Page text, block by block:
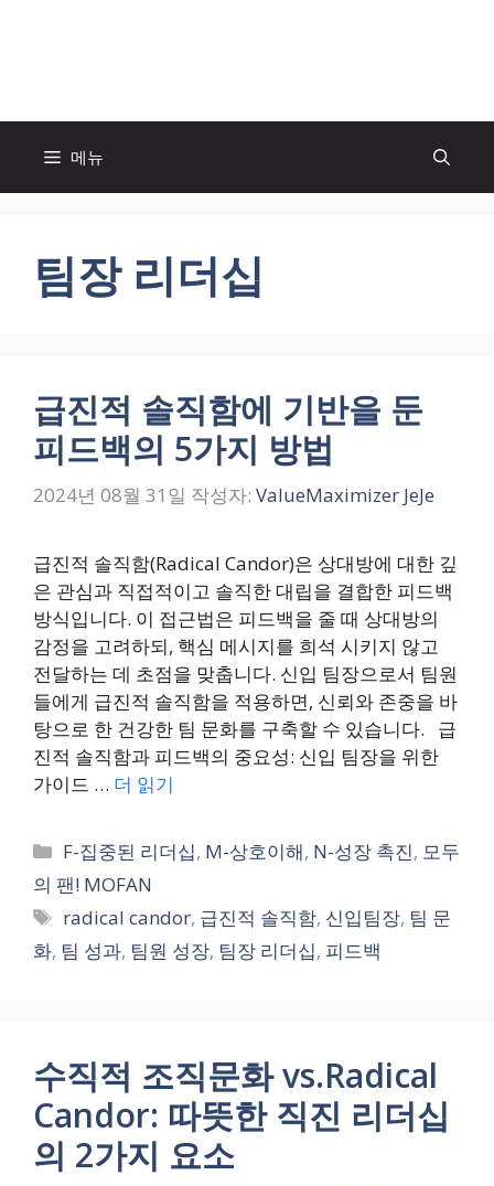
건
메뉴
팀장 리더십
급진적 솔직함에 기반을 둔
피드백의 5가지 방법
2024년 08월 31일 작성자: ValueMaximizer JeJe
급진적 솔직함(Radical Candor)은 상대방에 대한 깊
은 관심과 직접적이고 솔직한 대립을 결합한 피드백
방식입니다. 이 접근법은 피드백을 줄 때 상대방의
감정을 고려하되, 핵심 메시지를 희석 시키지 않고
전달하는 데 초점을 맞춥니다. 신입 팀장으로서 팀원
들에게 급진적 솔직함을 적용하면, 신뢰와 존중을 바
탕으로 한 건강한 팀 문화를 구축할 수 있습니다. 급
진적 솔직함과 피드백의 중요성: 신입 팀장을 위한
가이드 … 더 읽기
카
테
고
리
F-집중된 리더십, M-상호이해, N-성장 촉진, 모두
의 팬! MOFAN
태
그
radical candor, 급진적 솔직함, 신입팀장, 팀 문
화, 팀 성과, 팀원 성장, 팀장 리더십, 피드백
수직적 조직문화 vs.Radical
Candor: 따뜻한 직진 리더십
의 2가지 요소